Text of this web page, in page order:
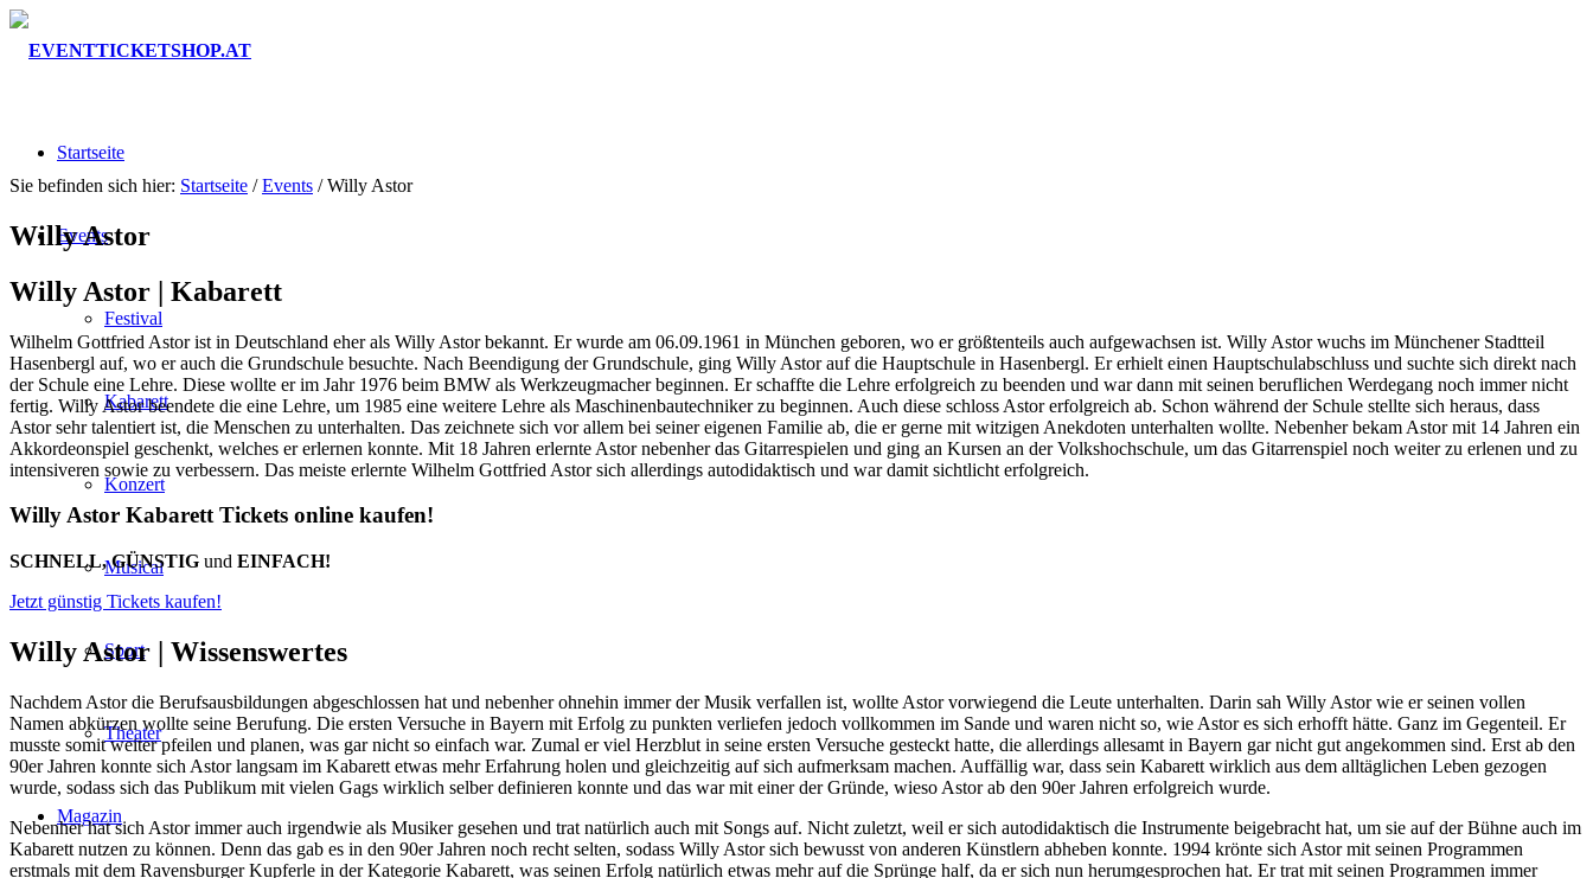
Startseite
Events
Festival
Kabarett
Konzert
Musical
Sport
Theater
Magazin
Sie befinden sich hier: Startseite / Events / Willy Astor
Willy Astor
Willy Astor | Kabarett
Wilhelm Gottfried Astor ist in Deutschland eher als Willy Astor bekannt. Er wurde am 06.09.1961 in München geboren, wo er größtenteils auch aufgewachsen ist. Willy Astor wuchs im Münchener Stadtteil
Hasenbergl auf, wo er auch die Grundschule besuchte. Nach Beendigung der Grundschule, ging Willy Astor auf die Hauptschule in Hasenbergl. Er erhielt einen Hauptschulabschluss und suchte sich direkt nach
der Schule eine Lehre. Diese wollte er im Jahr 1976 beim BMW als Werkzeugmacher beginnen. Er schaffte die Lehre erfolgreich zu beenden und war dann mit seinen beruflichen Werdegang noch immer nicht
fertig. Willy Astor beendete die eine Lehre, um 1985 eine weitere Lehre als Maschinenbautechniker zu beginnen. Auch diese schloss Astor erfolgreich ab. Schon während der Schule stellte sich heraus, dass
Astor sehr talentiert ist, die Menschen zu unterhalten. Das zeichnete sich vor allem bei seiner eigenen Familie ab, die er gerne mit witzigen Anekdoten unterhalten wollte. Nebenher bekam Astor mit 14 Jahren ein
Akkordeonspiel geschenkt, welches er erlernen konnte. Mit 18 Jahren erlernte Astor nebenher das Gitarrespielen und ging an Kursen an der Volkshochschule, um das Gitarrenspiel noch weiter zu erlenen und zu
intensiveren sowie zu verbessern. Das meiste erlernte Wilhelm Gottfried Astor sich allerdings autodidaktisch und war damit sichtlicht erfolgreich.
Willy Astor Kabarett Tickets online kaufen!
SCHNELL, GÜNSTIG und EINFACH!
Jetzt günstig Tickets kaufen!
Willy Astor | Wissenswertes
Nachdem Astor die Berufsausbildungen abgeschlossen hat und nebenher ohnehin immer der Musik verfallen ist, wollte Astor vorwiegend die Leute unterhalten. Darin sah Willy Astor wie er seinen vollen
Namen abkürzen wollte seine Berufung. Die ersten Versuche in Bayern mit Erfolg zu punkten verliefen jedoch vollkommen im Sande und waren nicht so, wie Astor es sich erhofft hätte. Ganz im Gegenteil. Er
musste somit weiter pfeilen und planen, was gar nicht so einfach war. Zumal er viel Herzblut in seine ersten Versuche gesteckt hatte, die allerdings allesamt in Bayern gar nicht gut angekommen sind. Erst ab den
90er Jahren konnte sich Astor langsam im Kabarett etwas mehr Erfahrung holen und gleichzeitig auf sich aufmerksam machen. Auffällig war, dass sein Kabarett wirklich aus dem alltäglichen Leben gezogen
wurde, sodass sich das Publikum mit vielen Gags wirklich selber definieren konnte und das war mit einer der Gründe, wieso Astor ab den 90er Jahren erfolgreich wurde.
Nebenher hat sich Astor immer auch irgendwie als Musiker gesehen und trat natürlich auch mit Songs auf. Nicht zuletzt, weil er sich autodidaktisch die Instrumente beigebracht hat, um sie auf der Bühne auch im
Kabarett nutzen zu können. Denn das gab es in den 90er Jahren noch recht selten, sodass Willy Astor sich bewusst von anderen Künstlern abheben konnte. 1994 krönte sich Astor mit seinen Programmen
erstmals mit dem Ravensburger Kupferle in der Kategorie Kabarett, was seinen Erfolg natürlich etwas mehr auf die Sprünge half, da er sich nun herumgesprochen hat. Er trat mit seinen Programmen immer